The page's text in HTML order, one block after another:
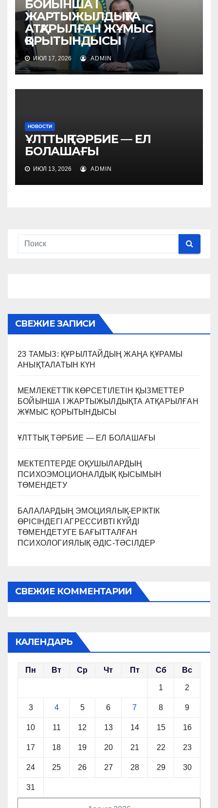
БОЙЫНША I
ЖАРТЫЖЫЛДЫҚТА
АТҚАРЫЛҒАН ЖҰМЫС
ҚОРЫТЫНДЫСЫ
ИЮЛ 17, 2026 ADMIN
НОВОСТИ
ҰЛТТЫҚ ТӘРБИЕ — ЕЛ
БОЛАШАҒЫ
ИЮЛ 13, 2026 ADMIN
СВЕЖИЕ ЗАПИСИ
23 ТАМЫЗ: ҚҰРЫЛТАЙДЫҢ ЖАҢА ҚҰРАМЫ
АНЫҚТАЛАТЫН КҮН
МЕМЛЕКЕТТІК КӨРСЕТІЛЕТІН ҚЫЗМЕТТЕР
БОЙЫНША I ЖАРТЫЖЫЛДЫҚТА АТҚАРЫЛҒАН
ЖҰМЫС ҚОРЫТЫНДЫСЫ
ҰЛТТЫҚ ТӘРБИЕ — ЕЛ БОЛАШАҒЫ
МЕКТЕПТЕРДЕ ОҚУШЫЛАРДЫҢ
ПСИХОЭМОЦИОНАЛДЫҚ ҚЫСЫМЫН
ТӨМЕНДЕТУ
БАЛАЛАРДЫҢ ЭМОЦИЯЛЫҚ-ЕРІКТІК
ӨРІСІНДЕГІ АГРЕССИВТІ КҮЙДІ
ТӨМЕНДЕТУГЕ БАҒЫТТАЛҒАН
ПСИХОЛОГИЯЛЫҚ ӘДІС-ТӘСІЛДЕР
СВЕЖИЕ КОММЕНТАРИИ
КАЛЕНДАРЬ
Пн Вт Ср Чт Пт Сб Вс
1 2
3 4 5 6 7 8 9
10 11 12 13 14 15 16
17 18 19 20 21 22 23
24 25 26 27 28 29 30
31